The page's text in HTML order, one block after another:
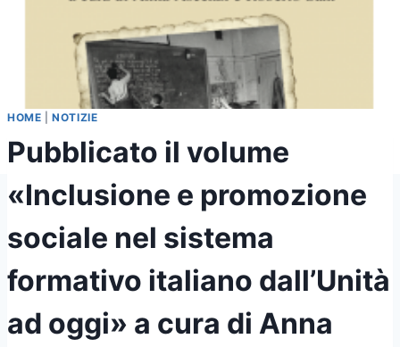
HOME |NOTIZIE
Pubblicato il volume
«Inclusione e promozione
sociale nel sistema
formativo italiano dall’Unità
ad oggi» a cura di Anna